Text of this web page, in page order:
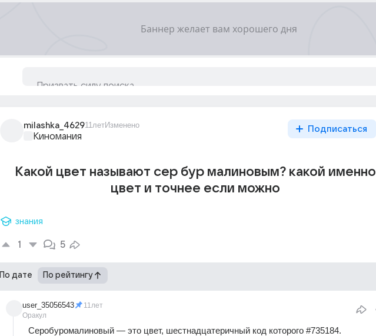
milashka_462911летИзменено
Киномания
Подписаться
Какой цвет называют сер бур малиновым? какой именно
цвет и точнее если можно
знания
1 5
По дате По рейтингу
user_35056543
Оракул
11лет
Серобуромалиновый — это цвет, шестнадцатеричный код которого #735184.